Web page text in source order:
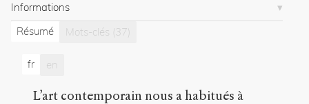
Citer /
Partager
/
Fond,
Informations
Résumé
Mots-clés (37)
fr en
L’art contemporain nous a habitués à